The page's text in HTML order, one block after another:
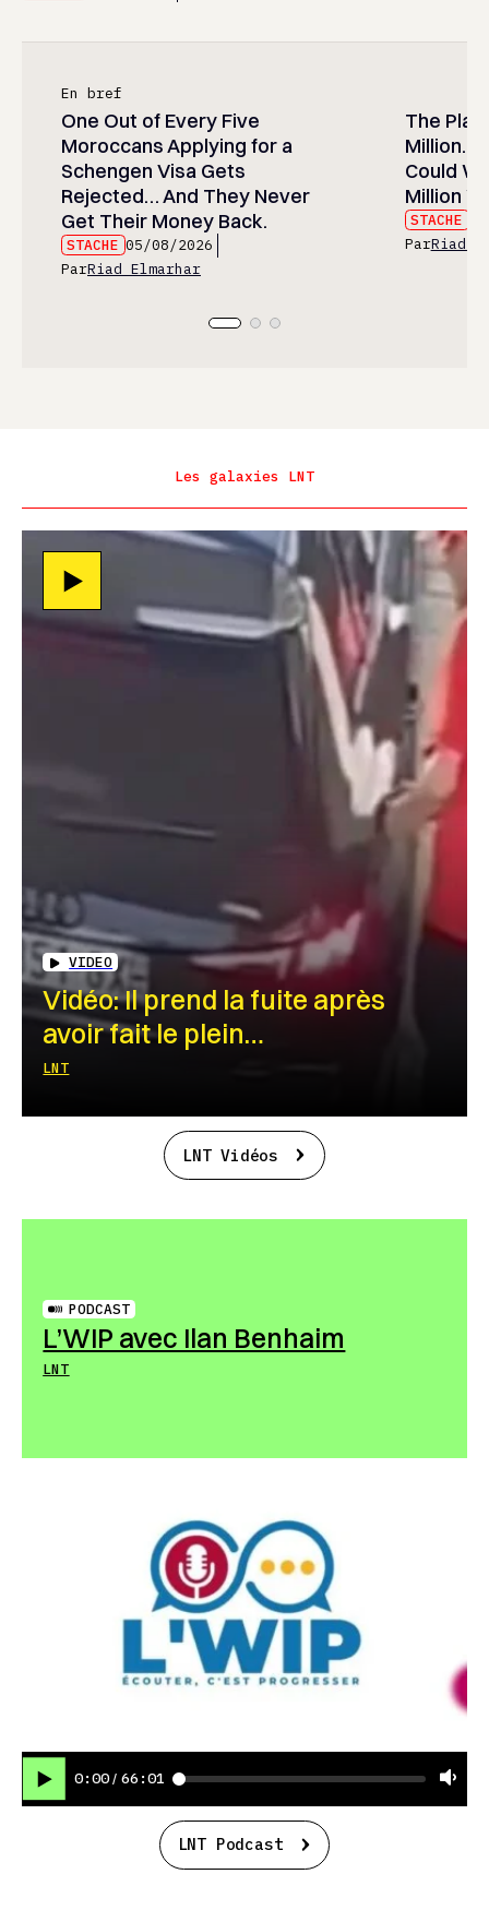
En bref
One Out of Every Five
Moroccans Applying for a
Schengen Visa Gets
Rejected… And They Never
Get Their Money Back.
STACHE 05/08/2026
ParRiad Elmarhar
The
Million…
Could
Million
STACHE
ParRiad
Les galaxies LNT
VIDEO
Vidéo: Il prend la fuite après
avoir fait le plein…
LNT
LNT Vidéos
PODCAST
L’WIP avec Ilan Benhaim
LNT
0:00 / 66:01
LNT Podcast